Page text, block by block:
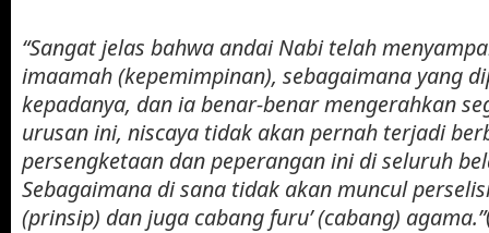
“Sangat jelas bahwa andai Nabi telah
imaamah (kepemimpinan), sebagaimana yang
kepadanya, dan ia benar-benar mengerahkan
urusan ini, niscaya tidak akan pernah terjadi
persengketaan dan peperangan ini di seluruh
Sebagaimana di sana tidak akan muncul
(prinsip) dan juga cabang furu’ (cabang) agama.”